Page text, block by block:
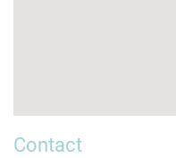
Contact